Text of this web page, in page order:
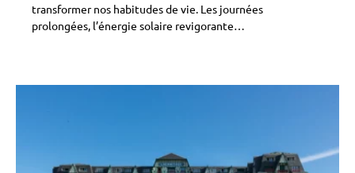
transformer nos habitudes de vie. Les journées
prolongées, l’énergie solaire revigorante…